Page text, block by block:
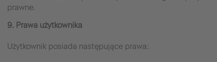
prawne.
9. Prawa użytkownika
Użytkownik posiada następujące prawa: